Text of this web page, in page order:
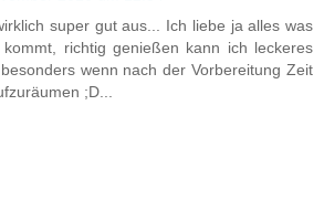
super gut aus... Ich liebe ja alles was
richtig genießen kann ich leckeres
wenn nach der Vorbereitung Zeit
;D...